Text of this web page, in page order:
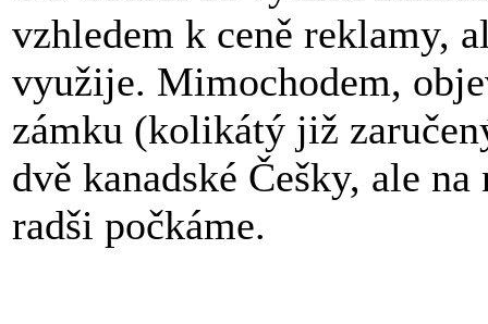
vzhledem k ceně reklamy,
využije. Mimochodem,
zámku (kolikátý již
dvě kanadské Češky, ale
radši počkáme.